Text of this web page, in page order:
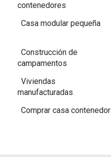
contenedores
Casa modular pequeña
Construcción de
campamentos
Viviendas
manufacturadas
Comprar casa contenedor